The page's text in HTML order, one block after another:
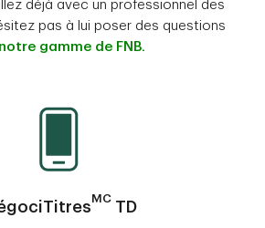
déjà avec un professionnel des
pas à lui poser des questions
notre gamme de FNB.
MC TD